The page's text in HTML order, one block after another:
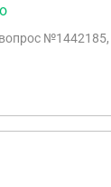
на каждого
на